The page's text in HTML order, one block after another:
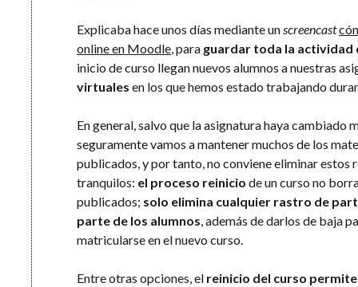
Explicaba hace unos días mediante unscreencast
online en Moodle, para guardar toda la actividad
inicio de curso llegan nuevos alumnos a nuestras
virtuales en los que hemos estado trabajando
En general, salvo que la asignatura haya cambiado
seguramente vamos a mantener muchos de los
publicados, y por tanto, no conviene eliminar estos
tranquilos: el proceso reinicio de un curso no
publicados; solo elimina cualquier rastro de
parte de los alumnos, además de darlos de baja
matricularse en el nuevo curso.
Entre otras opciones, el reinicio del curso permite